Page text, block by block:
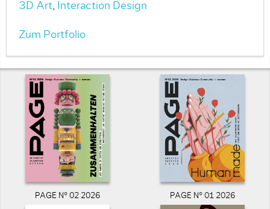
3D Art, Interaction Design
Zum Portfolio
PAGE N° 02 2026 PAGE N° 01 2026